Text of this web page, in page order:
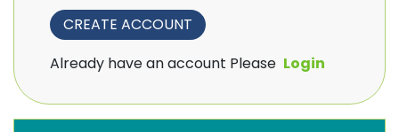
Already have an account Please Login